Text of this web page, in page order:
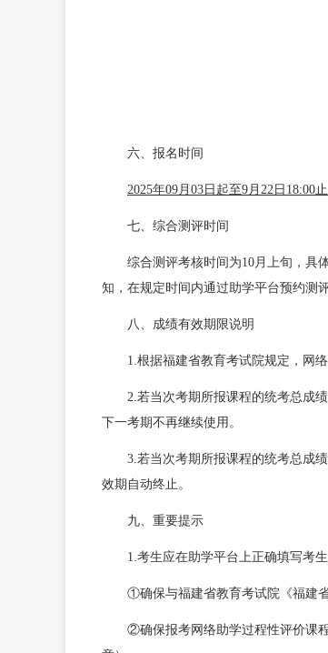
六、报名时间
2025年09月03日起至9月22日18:00止
七、综合测评时间
综合测评考核时间为10月上旬，具
知，在规定时间内通过助学平台预约测
八、成绩有效期限说明
1.根据福建省教育考试院规定，网
2.若当次考期所报课程的统考总成
下一考期不再继续使用。
3.若当次考期所报课程的统考总成
效期自动终止。
九、重要提示
1.考生应在助学平台上正确填写考生
①确保与福建省教育考试院《福建
②确保报考网络助学过程性评价课